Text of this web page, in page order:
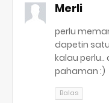
Merli
perlu
dapetin
kalau
pahaman :)
Balas